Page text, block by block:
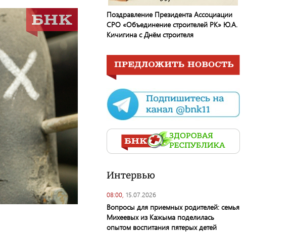
Поздравление Президента Ассоциации
СРО «Объединение строителей РК» Ю.А.
Кичигина с Днём строителя
Интервью
08:00, 15.07.2026
Вопросы для приемных родителей: семья
Михеевых из Кажыма поделилась
опытом воспитания пятерых детей